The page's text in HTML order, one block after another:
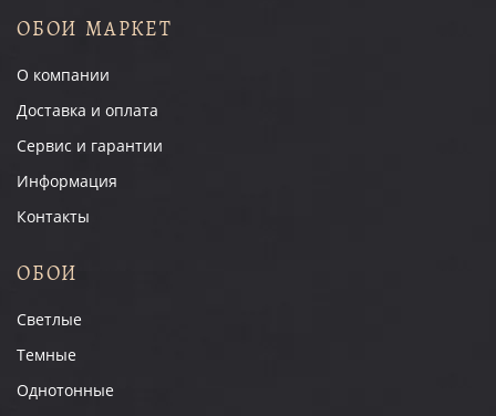
ОБОИ МАРКЕТ
О компании
Доставка и оплата
Сервис и гарантии
Информация
Контакты
ОБОИ
Светлые
Темные
Однотонные